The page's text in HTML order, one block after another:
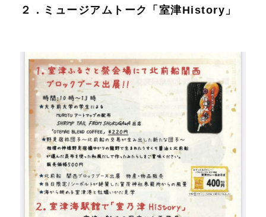
２．ミュージアムトーク「室津History」